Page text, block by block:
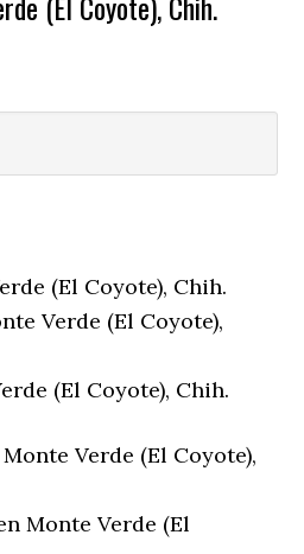
(El Coyote), Chih.
Verde (El Coyote),
(El Coyote), Chih.
Verde (El Coyote),
Monte Verde (El